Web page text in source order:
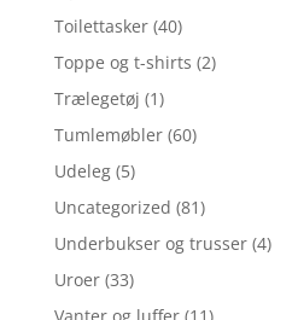
Toilettasker (40)
Toppe og t-shirts (2)
Trælegetøj (1)
Tumlemøbler (60)
Udeleg (5)
Uncategorized (81)
Underbukser og trusser (4)
Uroer (33)